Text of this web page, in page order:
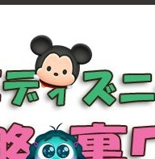
ィズニー ツ
痒いところに手が届くツ
をいち早く提供するとと
イトを目指しています。